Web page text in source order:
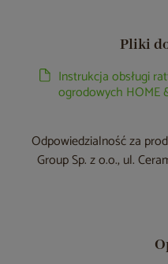
Pliki
Instrukcja obsługi
ogrodowych HOME
Odpowiedzialność za
Group Sp. z o.o., ul.